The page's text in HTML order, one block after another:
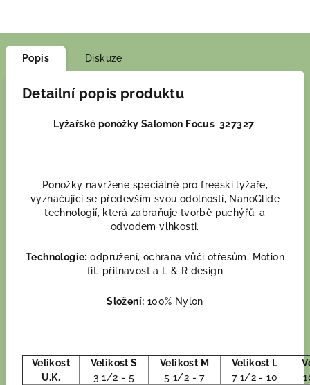
Popis Diskuze
Detailní popis produktu
Lyžařské ponožky Salomon Focus 327327
Ponožky navržené speciálně pro freeski lyžaře,
vyznačující se především svou odolností, NanoGlide
technologií, která zabraňuje tvorbě puchýřů, a
odvodem vlhkosti.
Technologie: odpružení, ochrana vůči otřesům, Motion
fit, přilnavost a L & R design
Složení: 100% Nylon
Velikost Velikost S Velikost M Velikost L
U.K.
3 1/2 - 5 5 1/2 - 7 7 1/2 - 10